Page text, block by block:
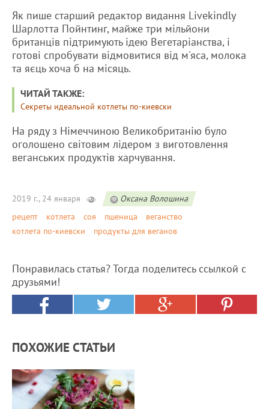
Як пише старший редактор видання Livekindly
Шарлотта Пойнтинг, майже три мільйони
британців підтримують ідею Вегетаріанства, і
готові спробувати відмовитися від м'яса, молока
та яєць хоча б на місяць.
ЧИТАЙ ТАКЖЕ:
Секреты идеальной котлеты по-киевски
На ряду з Німеччиною Великобританію було
оголошено світовим лідером з виготовлення
веганських продуктів харчування.
2019 г., 24 января
Оксана Волошина
рецепт
котлета соя пшеница
веганство
котлета по-киевски
продукты для веганов
Понравилась статья? Тогда поделитесь ссылкой с
друзьями!
ПОХОЖИЕ СТАТЬИ